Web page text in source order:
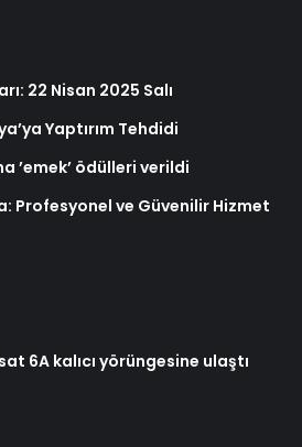
22 Nisan 2025 Salı
Yaptırım Tehdidi
’emek’ ödülleri verildi
Profesyonel ve Güvenilir Hizmet
6A kalıcı yörüngesine ulaştı